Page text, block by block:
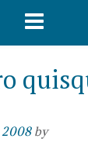
2008by